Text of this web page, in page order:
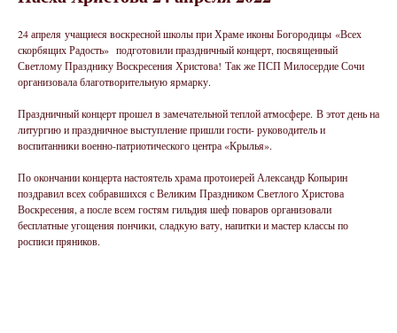
24 апреля учащиеся воскресной школы при Храме иконы Богородицы «Всех
скорбящих Радость» подготовили праздничный концерт, посвященный
Светлому Празднику Воскресения Христова! Так же ПСП Милосердие Сочи
организовала благотворительную ярмарку.
Праздничный концерт прошел в замечательной теплой атмосфере. В этот день на
литургию и праздничное выступление пришли гости- руководитель и
воспитанники военно-патриотического центра «Крылья».
По окончании концерта настоятель храма протоиерей Александр Копырин
поздравил всех собравшихся с Великим Праздником Светлого Христова
Воскресения, а после всем гостям гильдия шеф поваров организовали
бесплатные угощения пончики, сладкую вату, напитки и мастер классы по
росписи пряников.